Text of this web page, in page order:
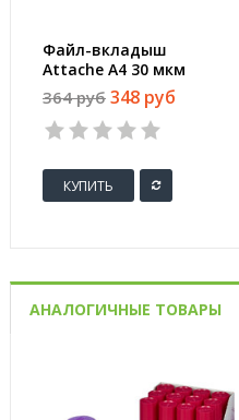
Файл-вкладыш
Attache А4 30 мкм
прозрачный гладкий
100 штук в упаковке
364 руб 348 руб
КУПИТЬ
АНАЛОГИЧНЫЕ ТОВАРЫ